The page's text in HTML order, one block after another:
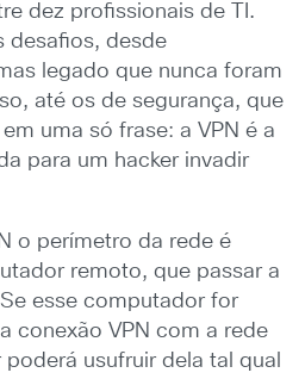
dez profissionais de TI.
desafios, desde
legado que nunca foram
até os de segurança, que
uma só frase: a VPN é a
para um hacker invadir
o perímetro da rede é
remoto, que passar a
esse computador for
conexão VPN com a rede
usufruir dela tal qual